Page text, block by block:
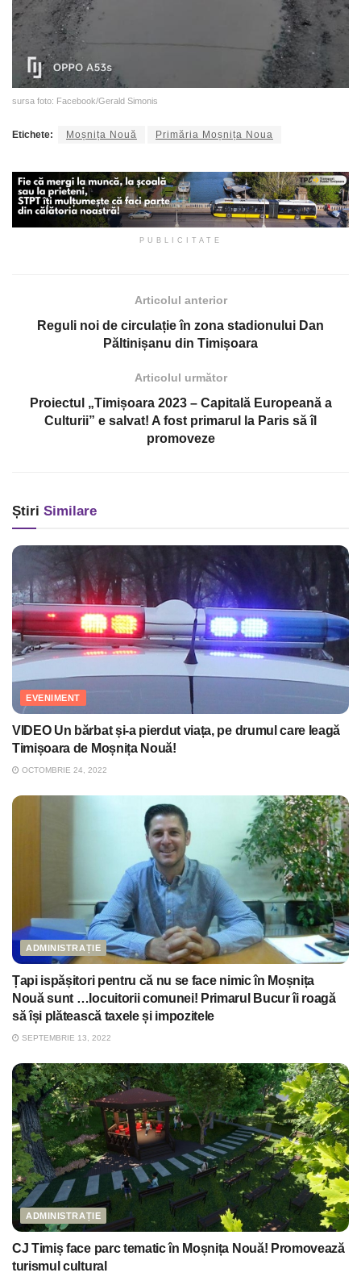
sursa foto: Facebook/Gerald Simonis
Etichete: Moșnița Nouă Primăria Moșnița Noua
PUBLICITATE
Articolul anterior
Reguli noi de circulație în zona stadionului Dan
Păltinișanu din Timișoara
Articolul următor
Proiectul „Timișoara 2023 – Capitală Europeană a
Culturii” e salvat! A fost primarul la Paris să îl
promoveze
Știri Similare
EVENIMENT
VIDEO Un bărbat și-a pierdut viața, pe drumul care leagă
Timișoara de Moșnița Nouă!
OCTOMBRIE 24, 2022
ADMINISTRAȚIE
Țapi ispășitori pentru că nu se face nimic în Moșnița
Nouă sunt …locuitorii comunei! Primarul Bucur îi roagă
să își plătească taxele și impozitele
SEPTEMBRIE 13, 2022
ADMINISTRAȚIE
CJ Timiș face parc tematic în Moșnița Nouă! Promovează
turismul cultural